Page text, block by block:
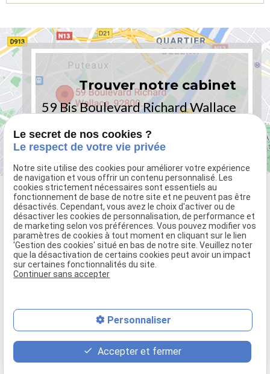
Trouver notre cabinet
59 Bis Boulevard Richard Wallace
59 Bis Boulevard Richard Wallace
92800 PUTEAUX - PARIS
01.70.61.42.54
01.72.70.36.00
Le secret de nos cookies ?
Le respect de votre vie privée
Notre site utilise des cookies pour améliorer votre expérience
de navigation et vous offrir un contenu personnalisé. Les
cookies strictement nécessaires sont essentiels au
fonctionnement de base de notre site et ne peuvent pas être
désactivés. Cependant, vous avez le choix d'activer ou de
désactiver les cookies de personnalisation, de performance et
de marketing selon vos préférences. Vous pouvez modifier vos
paramètres de cookies à tout moment en cliquant sur le lien
'Gestion des cookies' situé en bas de notre site. Veuillez noter
que la désactivation de certains cookies peut avoir un impact
sur certaines fonctionnalités du site.
Continuer sans accepter
Personnaliser
Accepter et fermer